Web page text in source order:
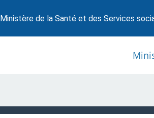
Ministère de la Santé et des Services